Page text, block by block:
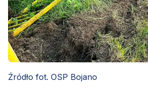
Źródło fot. OSP Bojano